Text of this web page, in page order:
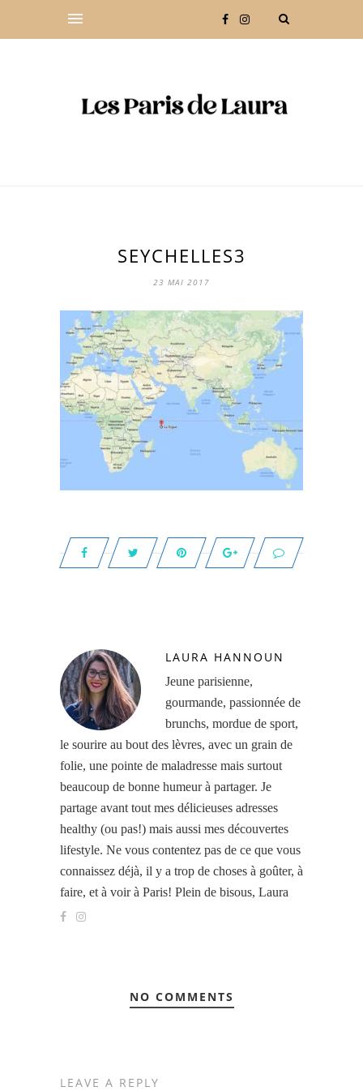
SEYCHELLES3
23 MAI 2017
LAURA HANNOUN
Jeune parisienne,
gourmande, passionnée de
brunchs, mordue de sport,
le sourire au bout des lèvres, avec un grain de
folie, une pointe de maladresse mais surtout
beaucoup de bonne humeur à partager. Je
partage avant tout mes délicieuses adresses
healthy (ou pas!) mais aussi mes découvertes
lifestyle. Ne vous contentez pas de ce que vous
connaissez déjà, il y a trop de choses à goûter, à
faire, et à voir à Paris! Plein de bisous, Laura
NO COMMENTS
LEAVE A REPLY